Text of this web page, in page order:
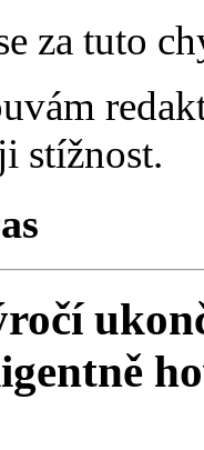
za tuto
stížnost.